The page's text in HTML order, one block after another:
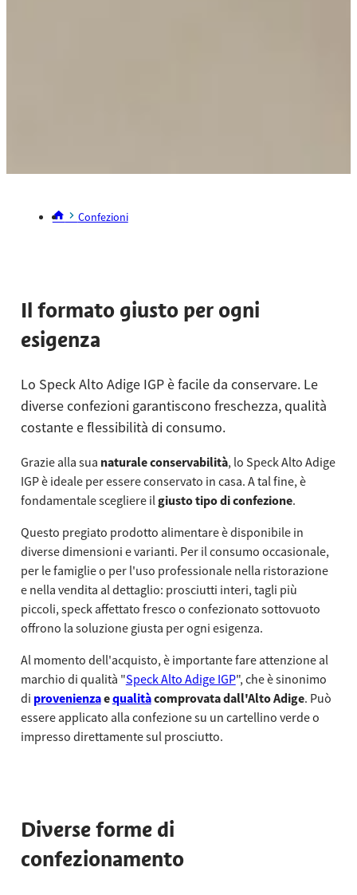
Confezioni
Il formato giusto per ogni
esigenza
Lo Speck Alto Adige IGP è facile da conservare. Le
diverse confezioni garantiscono freschezza, qualità
costante e flessibilità di consumo.
Grazie alla sua naturale conservabilità, lo Speck Alto Adige
IGP è ideale per essere conservato in casa. A tal fine, è
fondamentale scegliere ilgiusto tipo di confezione.
Questo pregiato prodotto alimentare è disponibile in
diverse dimensioni e varianti. Per il consumo occasionale,
per le famiglie o per l'uso professionale nella ristorazione
e nella vendita al dettaglio: prosciutti interi, tagli più
piccoli, speck affettato fresco o confezionato sottovuoto
offrono la soluzione giusta per ogni esigenza.
Al momento dell'acquisto, è importante fare attenzione al
marchio di qualità "Speck Alto Adige IGP", che è sinonimo
di provenienzaequalitàcomprovata dall'Alto Adige. Può
essere applicato alla confezione su un cartellino verde o
impresso direttamente sul prosciutto.
Diverse forme di
confezionamento